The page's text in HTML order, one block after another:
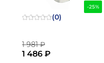
-25%
(0)
1 981 ₽
1 486 ₽